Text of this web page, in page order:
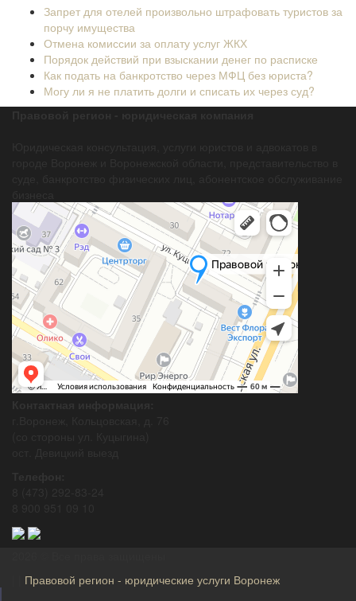
Запрет для отелей произвольно штрафовать туристов за
порчу имущества
Отмена комиссии за оплату услуг ЖКХ
Порядок действий при взыскании денег по расписке
Как подать на банкротство через МФЦ без юриста?
Могу ли я не платить долги и списать их через суд?
Правовой регион - юридические услуги Воронеж